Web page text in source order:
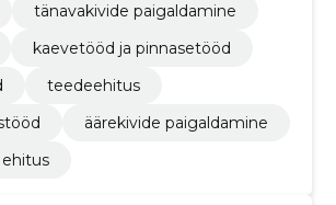
tänavakivide paigaldamine
kaevetööd ja pinnasetööd
teedeehitus
äärekivide paigaldamine